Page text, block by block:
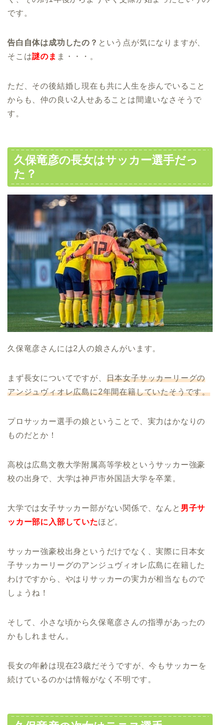
です。
告白自体は成功したの？ という点が気になりますが、
そこは謎のま ま・・・。
ただ、その後結婚し現在も共に人生を歩んでいること
からも、仲の良い2人せあることは間違いなさそうで
す。
久保竜彦の長女はサッカー選手だっ
た？
久保竜彦さんには2人の娘さんがいます。
まず長女についてですが、 日本女子サッカーリーグの
アンジュヴィオレ広島に2年間在籍していたそうです。
プロサッカー選手の娘ということで、実力はかなりの
ものだとか！
高校は広島文教大学附属高等学校というサッカー強豪
校の出身で、大学は神戸市外国語大学を卒業。
大学では女子サッカー部がない関係で、なんと 男子サ
ッカー部に入部していたほど。
サッカー強豪校出身というだけでなく、実際に日本女
子サッカーリーグのアンジュヴィオレ広島に在籍した
わけですから、やはりサッカーの実力が相当なもので
しょうね！
そして、小さな頃から久保竜彦さんの指導があったの
かもしれません。
長女の年齢は現在23歳だそうですが、今もサッカーを
続けているのかは情報がなく不明です。